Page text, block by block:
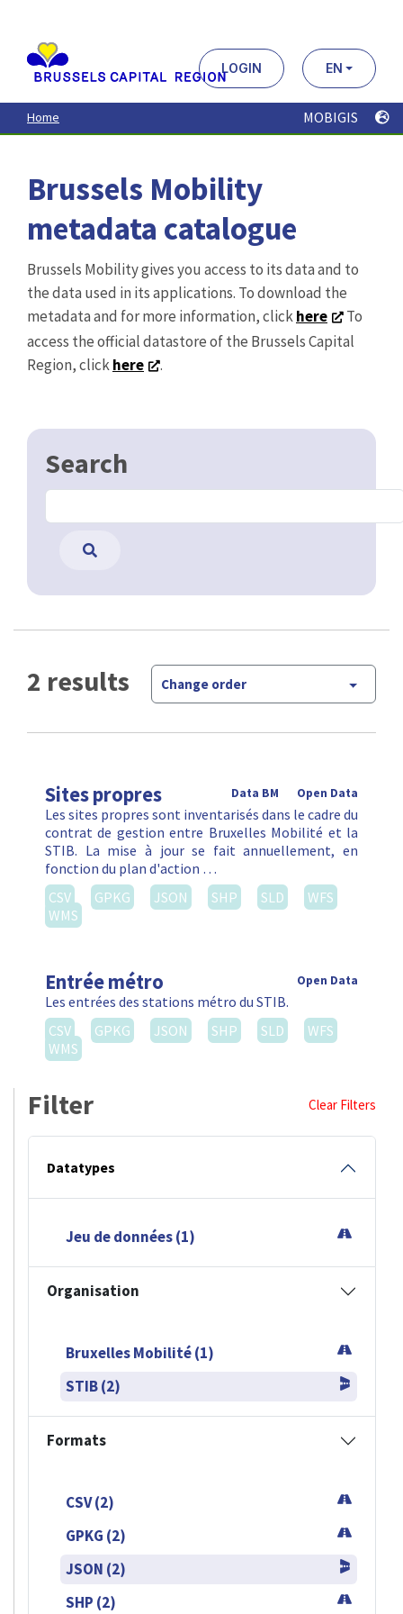
contenu
principal
LOGIN EN
Home MOBIGIS
Brussels Mobility
metadata catalogue
Brussels Mobility gives you access to its data and to
the data used in its applications. To download the
metadata and for more information, clickhere
To
access the official datastore of the Brussels Capital
Region, clickhere .
Search
2 results Change order
Sites propres Open Data
Data BM
Les sites propres sont inventarisés dans le cadre du
contrat de gestion entre Bruxelles Mobilité et la
STIB. La mise à jour se fait annuellement, en
fonction du plan d'action …
CSV
GPKG JSON SHP SLD
WFS
WMS
Entrée métro Open Data
Les entrées des stations métro du STIB.
CSV
GPKG JSON SHP SLD
WFS
WMS
Filter Clear Filters
Datatypes
Jeu de données (1)
Organisation
Bruxelles Mobilité (1)
STIB (2)
Formats
CSV (2)
GPKG (2)
JSON (2)
SHP (2)